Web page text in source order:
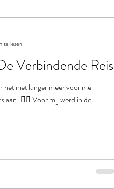
Verbindende Reis
niet langer meer voor me
aan! ❤️‍🔥 Voor mij werd in de
te lezen